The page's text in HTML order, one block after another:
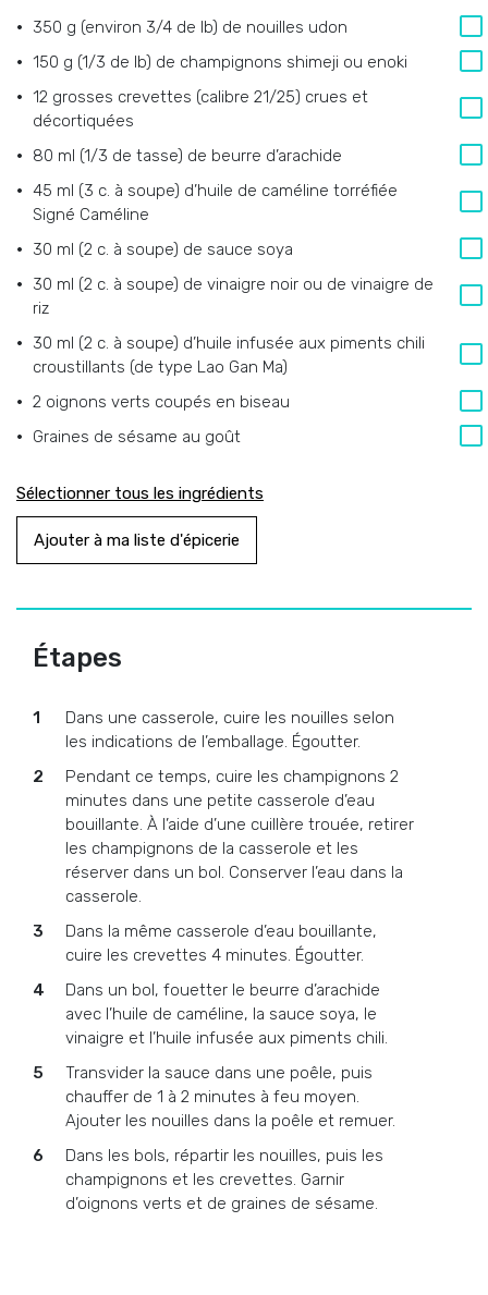
350 g (environ 3/4 de lb) de nouilles udon
150 g (1/3 de lb) de champignons shimeji ou enoki
12 grosses crevettes (calibre 21/25) crues et
décortiquées
80 ml (1/3 de tasse) de beurre d’arachide
45 ml (3 c. à soupe) d’huile de caméline torréfiée
Signé Caméline
30 ml (2 c. à soupe) de sauce soya
30 ml (2 c. à soupe) de vinaigre noir ou de vinaigre de
riz
30 ml (2 c. à soupe) d’huile infusée aux piments chili
croustillants (de type Lao Gan Ma)
2 oignons verts coupés en biseau
Graines de sésame au goût
Sélectionner tous les ingrédients
Ajouter à ma liste d'épicerie
Étapes
Dans une casserole, cuire les nouilles selon
les indications de l’emballage. Égoutter.
Pendant ce temps, cuire les champignons 2
minutes dans une petite casserole d’eau
bouillante. À l’aide d’une cuillère trouée, retirer
les champignons de la casserole et les
réserver dans un bol. Conserver l’eau dans la
casserole.
Dans la même casserole d’eau bouillante,
cuire les crevettes 4 minutes. Égoutter.
Dans un bol, fouetter le beurre d’arachide
avec l’huile de caméline, la sauce soya, le
vinaigre et l’huile infusée aux piments chili.
Transvider la sauce dans une poêle, puis
chauffer de 1 à 2 minutes à feu moyen.
Ajouter les nouilles dans la poêle et remuer.
Dans les bols, répartir les nouilles, puis les
champignons et les crevettes. Garnir
d’oignons verts et de graines de sésame.